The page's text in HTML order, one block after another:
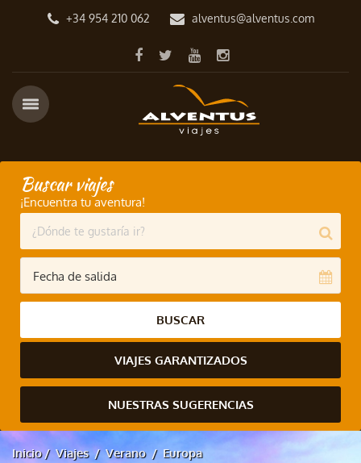
+34 954 210 062 alventus@alventus.com
Buscar viajes
¡Encuentra tu aventura!
BUSCAR
VIAJES GARANTIZADOS
NUESTRAS SUGERENCIAS
Inicio Viajes Verano Europa